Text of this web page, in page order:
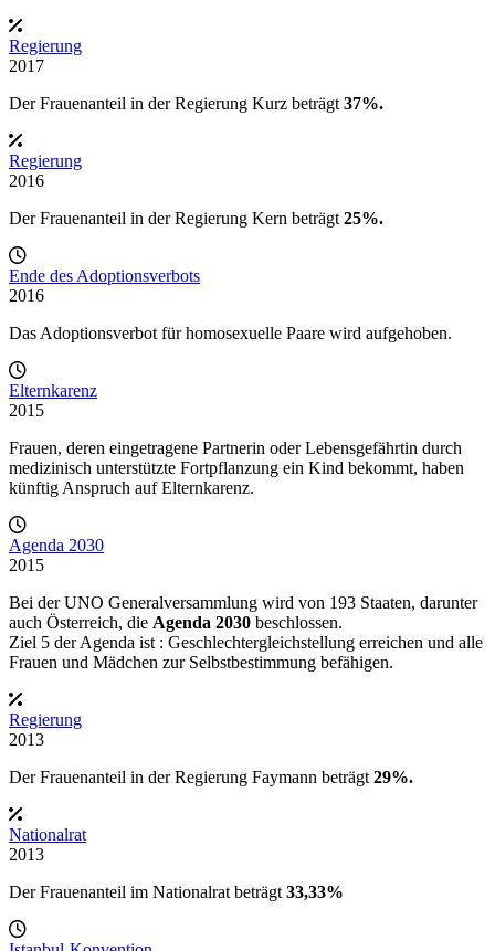
Regierung
2017
Der Frauenanteil in derRegierung Kurz beträgt 37%.
Regierung
2016
Der Frauenanteil in derRegierung Kern beträgt 25%.
Ende des Adoptionsverbots
2016
Das Adoptionsverbot für homosexuelle Paare wird aufgehoben.
Elternkarenz
2015
Frauen, deren eingetragene Partnerin oder Lebensgefährtin durch
medizinisch unterstützte Fortpflanzung ein Kind bekommt, haben
künftig Anspruch auf Elternkarenz.
Agenda 2030
2015
Bei der UNO Generalversammlung wird von 193 Staaten, darunter
auch Österreich, die Agenda 2030 beschlossen.
Ziel 5 der Agenda ist : Geschlechtergleichstellung erreichen und alle
Frauen und Mädchen zur Selbstbestimmung befähigen.
Regierung
2013
Der Frauenanteil in derRegierung Faymann beträgt 29%.
Nationalrat
2013
Der Frauenanteil im Nationalrat beträgt 33,33%